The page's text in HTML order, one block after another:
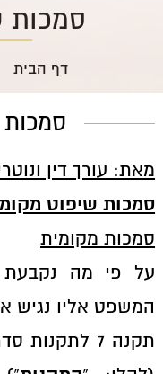
סמכות
דף הבית
מאת: עורך דין
סמכות שיפוט
סמכות מקומית
על פי מה
המשפט אליו נגיש